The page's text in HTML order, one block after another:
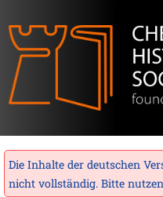
Die Inhalte der deutschen
nicht vollständig. Bitte